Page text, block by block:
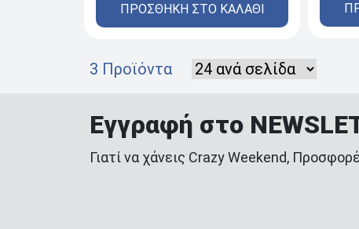
ΠΡΟΣΘΗΚΗ ΣΤΟ ΚΑΛΑΘΙ
3 Προϊόντα
Εγγραφή στο
Γιατί να χάνεις Crazy Weekend,